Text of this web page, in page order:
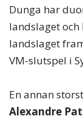
Dunga har
landslaget
landslaget
VM-slutspel i
En annan
Alexandre